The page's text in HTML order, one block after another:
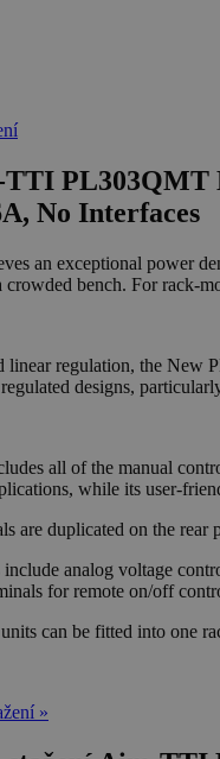
PL303QMT
No Interfaces
an exceptional power
crowded bench. For rack-
linear regulation, the New
designs,
all of the manual
while its user-
are duplicated on the
analog voltage
for remote on/off
can be fitted into one
»